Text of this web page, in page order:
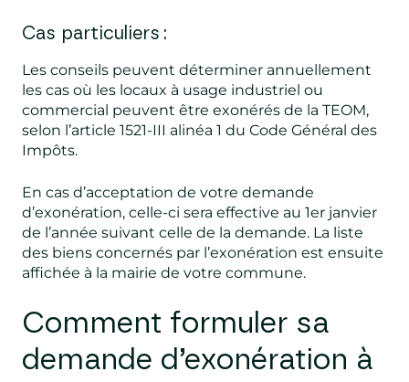
Cas particuliers :
Les conseils peuvent déterminer annuellement
les cas où les locaux à usage industriel ou
commercial peuvent être exonérés de la TEOM,
selon l’article 1521-III alinéa 1 du Code Général des
Impôts.
En cas d’acceptation de votre demande
d’exonération, celle-ci sera effective au 1er janvier
de l’année suivant celle de la demande. La liste
des biens concernés par l’exonération est ensuite
affichée à la mairie de votre commune.
Comment formuler sa
demande d’exonération à